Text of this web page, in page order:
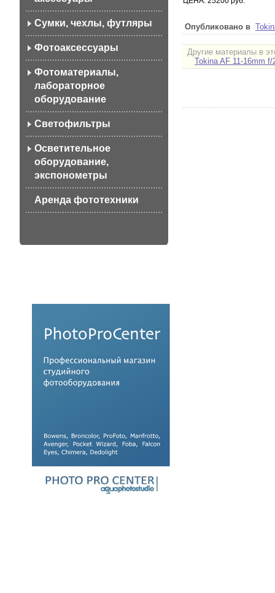
Сумки, чехлы, футляры
Фотоаксессуары
Фотоматериалы,
лабораторное
оборудование
Светофильтры
Осветительное
оборудование,
экспонометры
Аренда фототехники
Опубликовано в
Другие материалы в
Tokina AF 11-16mm